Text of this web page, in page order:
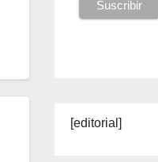
[editorial]